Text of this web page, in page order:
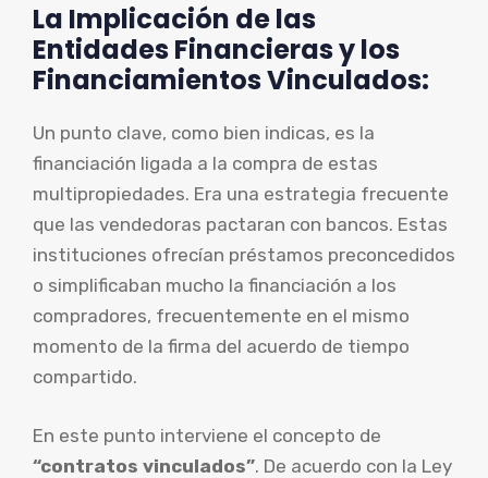
La Implicación de las
Entidades Financieras y los
Financiamientos Vinculados:
Un punto clave, como bien indicas, es la
financiación ligada a la compra de estas
multipropiedades. Era una estrategia frecuente
que las vendedoras pactaran con bancos. Estas
instituciones ofrecían préstamos preconcedidos
o simplificaban mucho la financiación a los
compradores, frecuentemente en el mismo
momento de la firma del acuerdo de tiempo
compartido.
En este punto interviene el concepto de
“contratos vinculados”. De acuerdo con la Ley